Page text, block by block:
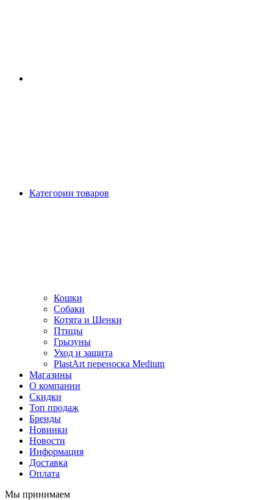
Категории товаров
Кошки
Собаки
Котята и Щенки
Птицы
Грызуны
Уход и защита
PlastArt переноска Medium
Магазины
О компании
Скидки
Топ продаж
Бренды
Новинки
Новости
Информация
Доставка
Оплата
Мы принимаем